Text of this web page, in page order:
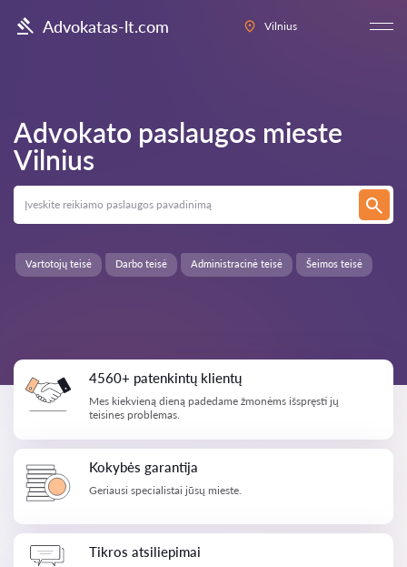
Advokatas-lt.com Vilnius
Advokato paslaugos mieste
Vilnius
Šeimos teisė
Vartotojų teisė Darbo teisė Administracinė teisė
4560+ patenkintų klientų
Mes kiekvieną dieną padedame žmonėms išspręsti jų
teisines problemas.
Kokybės garantija
Geriausi specialistai jūsų mieste.
Tikros atsiliepimai